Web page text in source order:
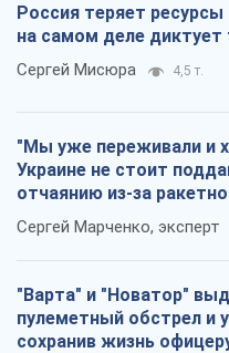
Россия теряет ресурсы
на самом деле
Сергей Мисюра 4,5 т.
"Мы уже переживали и
Украине не стоит
отчаянию из-за
Сергей Марченко, эксперт
"Варта" и "Новатор"
пулеметный обстрел и
сохранив жизнь